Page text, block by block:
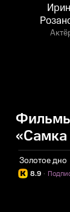
Золотое дно
8.9 ·